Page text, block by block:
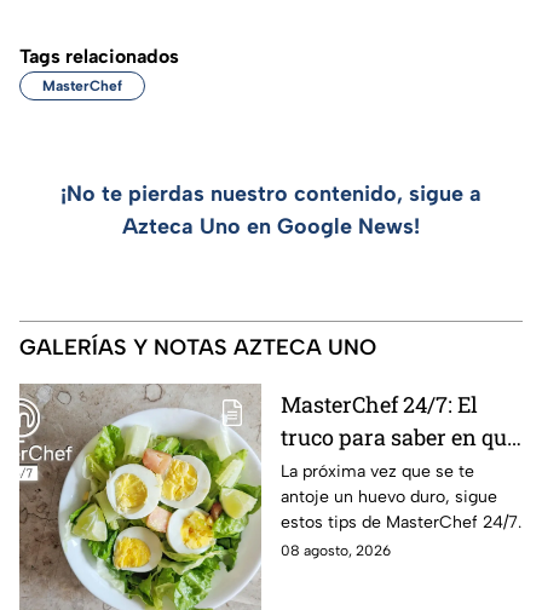
Tags relacionados
MasterChef
¡No te pierdas nuestro contenido, sigue a
Azteca Uno en Google News!
GALERÍAS Y NOTAS AZTECA UNO
MasterChef 24/7: El
truco para saber en qué
momento está listo un
huevo cocido
La próxima vez que se te
antoje un huevo duro, sigue
estos tips de MasterChef 24/7.
08 agosto, 2026